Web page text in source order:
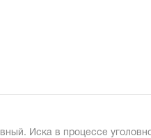
Иска в процессе